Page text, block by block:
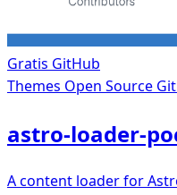
Gratis GitHub
Themes Open Source
astro-loader-
A content loader for